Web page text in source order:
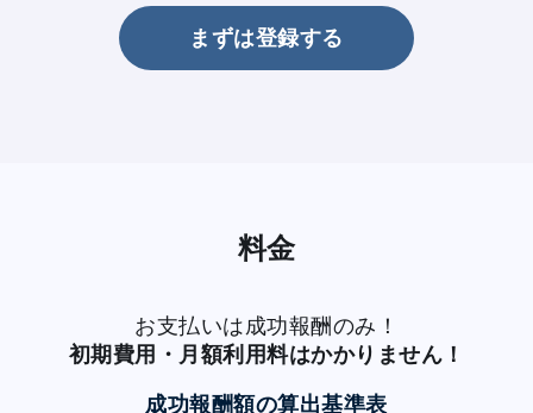
まずは登録する
料金
お支払いは成功報酬のみ！
初期費用・月額利用料はかかりません！
成功報酬額の算出基準表